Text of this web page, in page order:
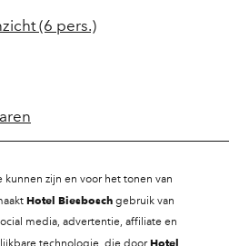
(6 pers.)
Arrangement
zijn en voor het tonen van
Hotel Biesboschgebruik van
media, advertentie, affiliate en
technologie, die doorHotel